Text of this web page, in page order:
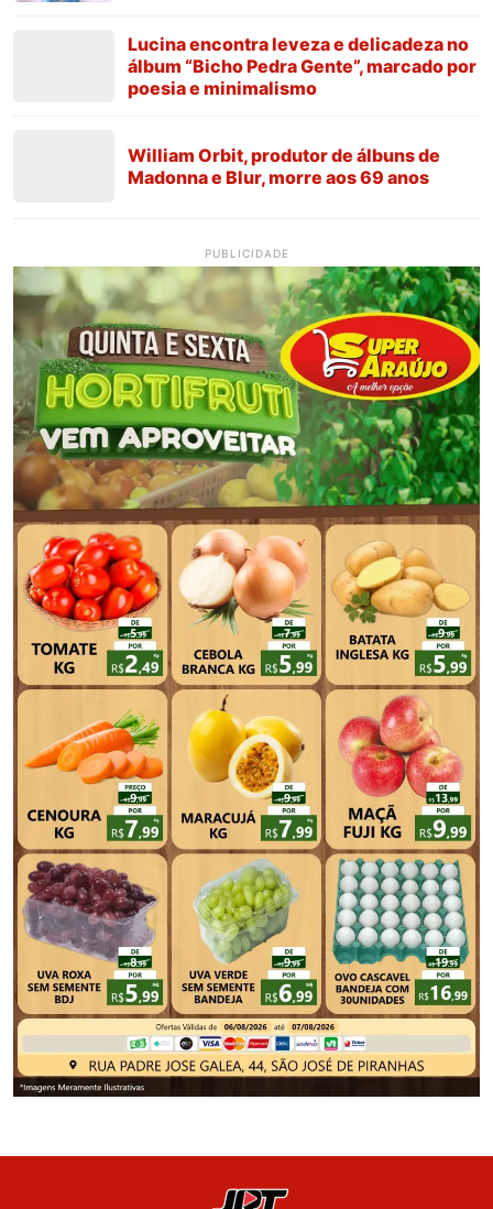
Lucina encontra leveza e delicadeza no
álbum “Bicho Pedra Gente”, marcado por
poesia e minimalismo
William Orbit, produtor de álbuns de
Madonna e Blur, morre aos 69 anos
PUBLICIDADE